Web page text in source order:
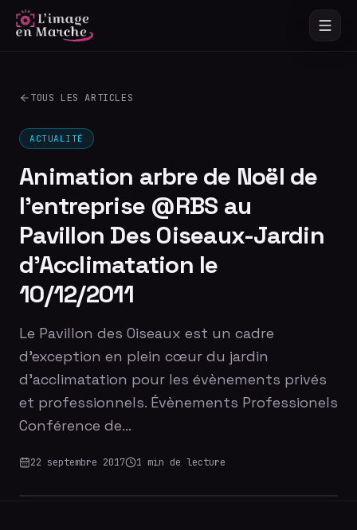
TOUS LES ARTICLES
ACTUALITÉ
Animation arbre de Noël de
l'entreprise @RBS au
Pavillon Des Oiseaux-Jardin
d'Acclimatation le
10/12/2011
Le Pavillon des Oiseaux est un cadre
d'exception en plein cœur du jardin
d'acclimatation pour les évènements privés
et professionnels. Évènements Professionels
Conférence de…
22 septembre 2017 1 min de lecture